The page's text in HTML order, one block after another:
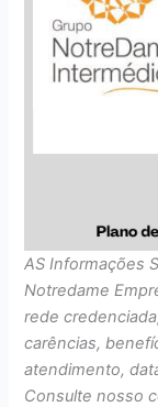
AS Informações
Notredame
rede
carências,
atendimento,
Consulte nosso